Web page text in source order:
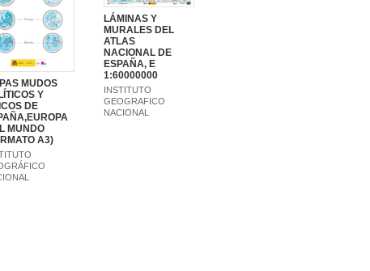
MUDOS
Y
DE
MUNDO
A3)
LÁMINAS Y
MURALES DEL
ATLAS
NACIONAL DE
ESPAÑA, E
1:60000000
INSTITUTO
GEOGRAFICO
NACIONAL